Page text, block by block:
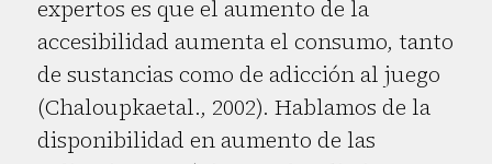
expertos es que el aumento de la
accesibilidad aumenta el consumo, tanto
de sustancias como de adicción al juego
(Chaloupkaetal., 2002). Hablamos de la
disponibilidad en aumento de las